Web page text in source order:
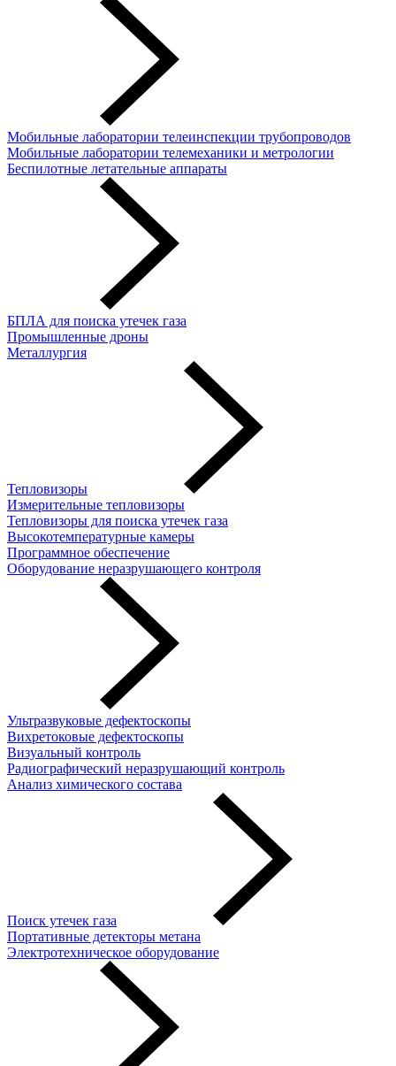
Мобильные лаборатории телеинспекции трубопроводов
Мобильные лаборатории телемеханики и метрологии
Беспилотные летательные аппараты
БПЛА для поиска утечек газа
Промышленные дроны
Металлургия
Тепловизоры
Измерительные тепловизоры
Тепловизоры для поиска утечек газа
Высокотемпературные камеры
Программное обеспечение
Оборудование неразрушающего контроля
Ультразвуковые дефектоскопы
Вихретоковые дефектоскопы
Визуальный контроль
Радиографический неразрушающий контроль
Анализ химического состава
Поиск утечек газа
Портативные детекторы метана
Электротехническое оборудование